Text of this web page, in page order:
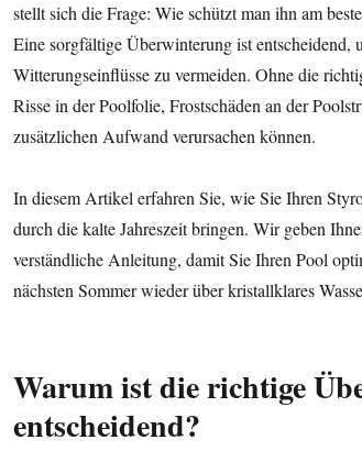
stellt sich die Frage: Wie schützt man ihn am
Eine sorgfältige Überwinterung ist entscheidend,
Witterungseinflüsse zu vermeiden. Ohne die
Risse in der Poolfolie, Frostschäden an der
zusätzlichen Aufwand verursachen können.
In diesem Artikel erfahren Sie, wie Sie Ihren
durch die kalte Jahreszeit bringen. Wir geben
verständliche Anleitung, damit Sie Ihren Pool
nächsten Sommer wieder über kristallklares
Warum ist die richtige
entscheidend?